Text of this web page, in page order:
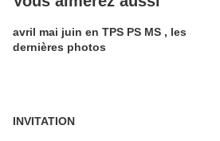
avril mai juin en TPS PS MS , les
dernières photos
INVITATION